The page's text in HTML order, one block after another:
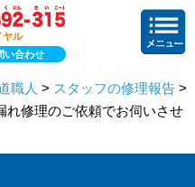
ヤル
い合わせ
職人 > スタッフの修理報告 >
れ修理のご依頼でお伺いさせ